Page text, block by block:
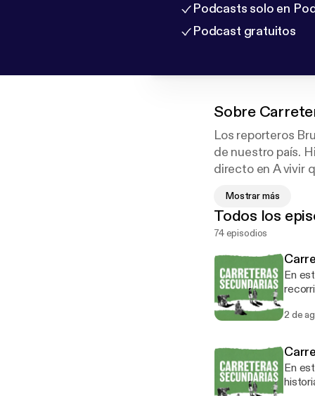
Podcasts solo en
Podcast gratuitos
Sobre
Los reporteros
de nuestro país.
directo en A vivir
Mostrar más
Todos los
74 episodios
En
que
y se
2 de
En